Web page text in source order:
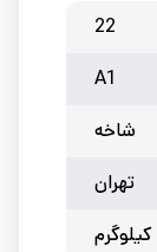
22
A1
شاخه
تهران
کیلوگرم